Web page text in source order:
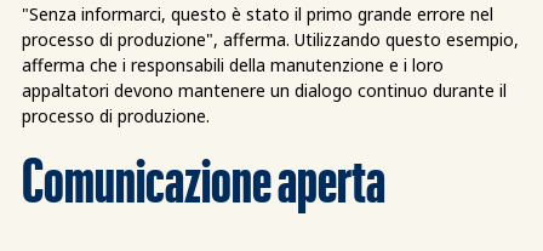
"Senza informarci, questo è stato il primo grande errore nel
processo di produzione", afferma. Utilizzando questo esempio,
afferma che i responsabili della manutenzione e i loro
appaltatori devono mantenere un dialogo continuo durante il
processo di produzione.
Comunicazione aperta